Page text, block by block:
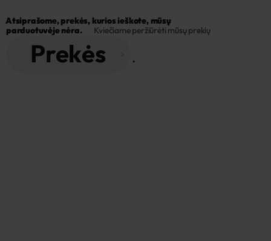
Atsiprašome, prekės, kurios ieškote, mūsų
parduotuvėje nėra.
Kviečiame peržiūrėti mūsų prekių
Prekės .